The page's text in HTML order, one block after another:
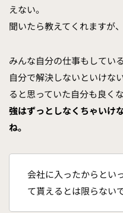
えない。
聞いたら教えてくれますが
みんな自分の仕事もしてい
自分で解決しないといけな
ると思っていた自分も良く
強はずっとしなくちゃいけ
ね。
会社に入ったからとい
て貰えるとは限らない